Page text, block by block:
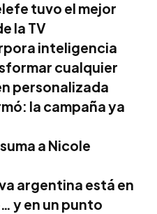
tuvo el mejor
la TV
inteligencia
cualquier
personalizada
la campaña ya
a Nicole
argentina está en
y en un punto